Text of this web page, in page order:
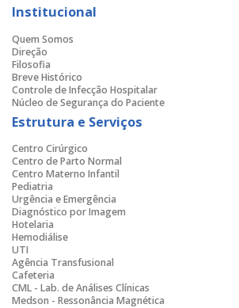
Institucional
Quem Somos
Direção
Filosofia
Breve Histórico
Controle de Infecção Hospitalar
Núcleo de Segurança do Paciente
Estrutura e Serviços
Centro Cirúrgico
Centro de Parto Normal
Centro Materno Infantil
Pediatria
Urgência e Emergência
Diagnóstico por Imagem
Hotelaria
Hemodiálise
UTI
Agência Transfusional
Cafeteria
CML - Lab. de Análises Clínicas
Medson - Ressonância Magnética